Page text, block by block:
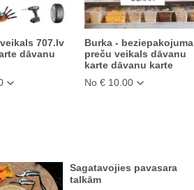
707.lv
dāvanu
Burka - beziepakojuma
preču veikals dāvanu
karte dāvanu karte
No € 10.00
Sagatavojies pavasara
talkām